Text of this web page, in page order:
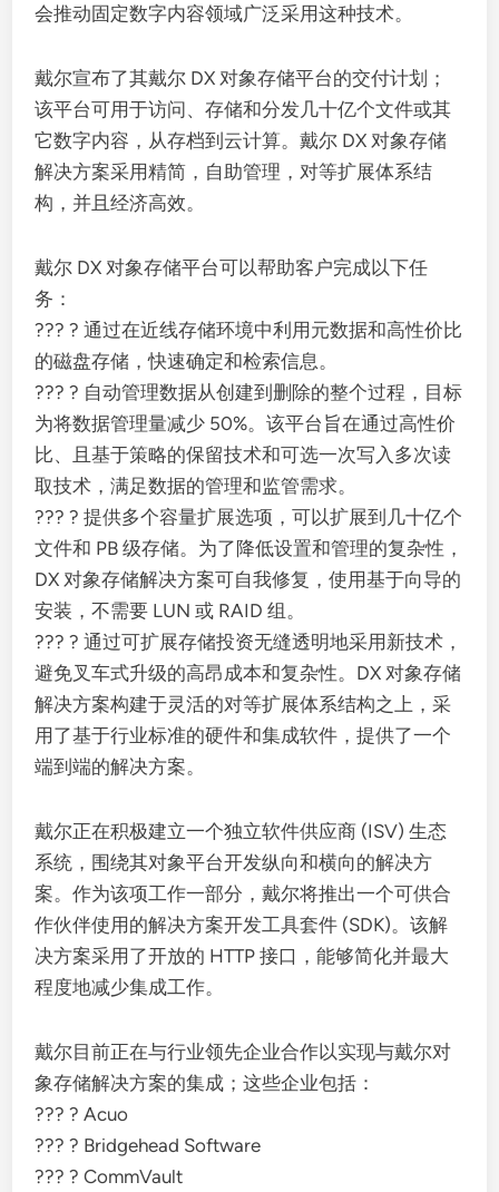
会推动固定数字内容领域广泛采用这种技术。
戴尔宣布了其戴尔 DX 对象存储平台的交付计划；
该平台可用于访问、存储和分发几十亿个文件或其
它数字内容，从存档到云计算。戴尔 DX 对象存储
解决方案采用精简，自助管理，对等扩展体系结
构，并且经济高效。
戴尔 DX 对象存储平台可以帮助客户完成以下任
务：
??? ? 通过在近线存储环境中利用元数据和高性价比
的磁盘存储，快速确定和检索信息。
??? ? 自动管理数据从创建到删除的整个过程，目标
为将数据管理量减少 50%。该平台旨在通过高性价
比、且基于策略的保留技术和可选一次写入多次读
取技术，满足数据的管理和监管需求。
??? ? 提供多个容量扩展选项，可以扩展到几十亿个
文件和 PB 级存储。为了降低设置和管理的复杂性，
DX 对象存储解决方案可自我修复，使用基于向导的
安装，不需要 LUN 或 RAID 组。
??? ? 通过可扩展存储投资无缝透明地采用新技术，
避免叉车式升级的高昂成本和复杂性。DX 对象存储
解决方案构建于灵活的对等扩展体系结构之上，采
用了基于行业标准的硬件和集成软件，提供了一个
端到端的解决方案。
戴尔正在积极建立一个独立软件供应商 (ISV) 生态
系统，围绕其对象平台开发纵向和横向的解决方
案。作为该项工作一部分，戴尔将推出一个可供合
作伙伴使用的解决方案开发工具套件 (SDK)。该解
决方案采用了开放的 HTTP 接口，能够简化并最大
程度地减少集成工作。
戴尔目前正在与行业领先企业合作以实现与戴尔对
象存储解决方案的集成；这些企业包括：
??? ? Acuo
??? ? Bridgehead Software
??? ? CommVault